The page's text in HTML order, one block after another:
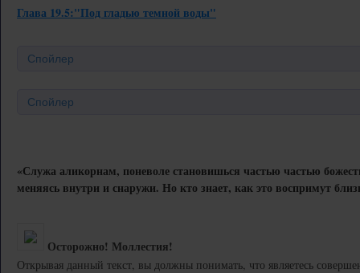
Глава 19.5:"Под гладью темной воды"
Спойлер
Спойлер
«Служа аликорнам, поневоле становишься частью частью
меняясь внутри и снаружи. Но кто знает, как это воспримут
Осторожно! Моллестия!
Открывая данный текст, вы должны понимать, что являетесь